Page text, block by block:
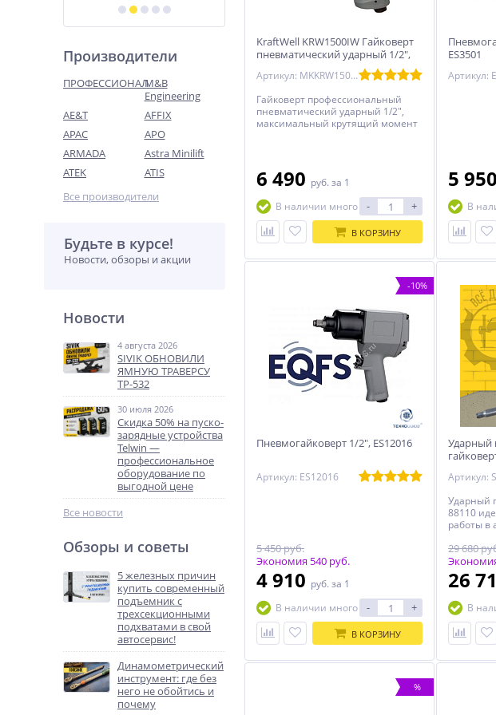
Производители
ПРОФЕССИОНАЛM&B
Engineering
AE&T
AFFIX
APAC
APO
ARMADA
Astra Minilift
ATEK
ATIS
Все производители
Будьте в курсе!
Новости, обзоры и акции
Новости
4 августа 2026
SIVIK ОБНОВИЛИ
ЯМНУЮ ТРАВЕРСУ
ТР-532
30 июля 2026
Скидка 50% на пуско-
зарядные устройства
Telwin —
профессиональное
оборудование по
выгодной цене
Все новости
Обзоры и советы
5 железных причин
купить современный
подъемник с
трехсекционными
подхватами в свой
автосервис!
Динамометрический
инструмент: где без
него не обойтись и
почему
KraftWell KRW1500IW Гайковерт
пневматический ударный 1/2",
Артикул: MKKRW1500IW
Гайковерт профессиональный
пневматический ударный 1/2",
максимальный крутящий момент
6 490 руб. за 1
В наличии много
- +
В КОРЗИНУ
ES3501
Артикул:
5 950
В
-10%
Пневмогайковерт 1/2", ES12016
Артикул: ES12016
5 450 руб.
Экономия 540 руб.
4 910 руб. за 1
В наличии много
- +
В КОРЗИНУ
Ударный
Артикул:
Ударный
88110
работы в
29 680
26
В
%